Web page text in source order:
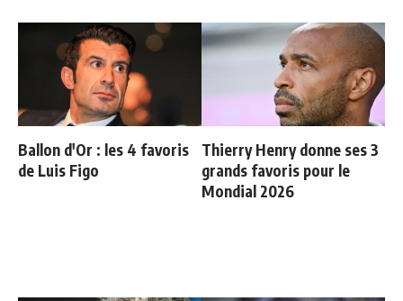
Ballon d'Or : les 4 favoris
de Luis Figo
Thierry Henry donne ses 3
grands favoris pour le
Mondial 2026